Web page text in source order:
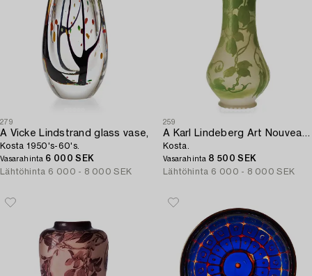
279
A Vicke Lindstrand glass vase,
Kosta 1950's-60's.
Vasarahinta 6 000 SEK
Lähtöhinta 6 000 - 8 000 SEK
259
A Karl Lindeberg Art Nouveau cameo glass vase,
Kosta.
Vasarahinta 8 500 SEK
Lähtöhinta 6 000 - 8 000 SEK